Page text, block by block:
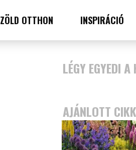
ZÖLD OTTHON INSPIRÁCIÓ
LÉGY EGYEDI
AJÁNLOTT